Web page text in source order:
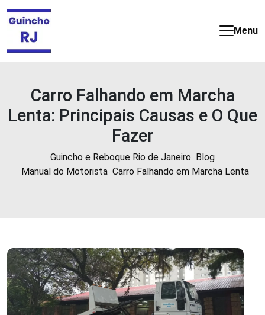
Guincho
horas
no
Janeiro
Menu
Carro Falhando em Marcha
Lenta: Principais Causas e O Que
Fazer
Guincho e Reboque Rio de Janeiro Blog
Manual do Motorista Carro Falhando em Marcha Lenta